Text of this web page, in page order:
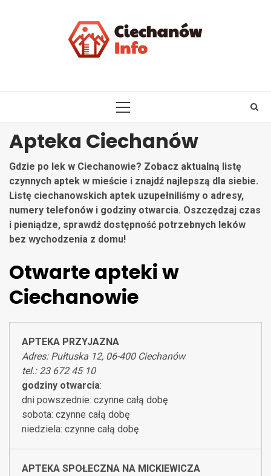
PRIMARY
Apteka Ciechanów
Gdzie po lek w Ciechanowie? Zobacz aktualną listę
czynnych aptek w mieście i znajdź najlepszą dla siebie.
Listę ciechanowskich aptek uzupełniliśmy o adresy,
numery telefonów i godziny otwarcia. Oszczędzaj czas
i pieniądze, sprawdź dostępność potrzebnych leków
bez wychodzenia z domu!
Otwarte apteki w
Ciechanowie
APTEKA PRZYJAZNA
Adres: Pułtuska 12, 06-400 Ciechanów
tel.: 23 672 45 10
godziny otwarcia:
dni powszednie: czynne całą dobę
sobota: czynne całą dobę
niedziela: czynne całą dobę
APTEKA SPOŁECZNA NA MICKIEWICZA